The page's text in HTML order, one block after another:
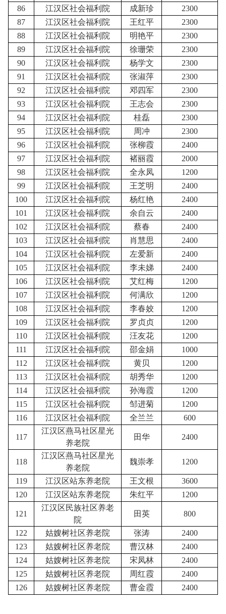
86
江汉区社会福利院 成新珍
2300
87
江汉区社会福利院 王红平
2300
88
江汉区社会福利院 明艳平
2300
89
江汉区社会福利院 徐珊荣
2300
90
江汉区社会福利院 杨学文
2300
91
江汉区社会福利院 张淑萍
2300
92
江汉区社会福利院 邓四军
2300
93
江汉区社会福利院 王志会
2300
94
江汉区社会福利院 桂磊
2300
95
江汉区社会福利院 周冲
2300
96
江汉区社会福利院 张柳霞
2400
97
江汉区社会福利院 褚丽霞
2000
98
江汉区社会福利院 全永凤
1200
99
江汉区社会福利院 王芝明
2400
100
江汉区社会福利院 杨红艳
2400
101
江汉区社会福利院 余自云
2400
102
江汉区社会福利院 蔡春
2400
103
江汉区社会福利院 肖慧思
2400
104
江汉区社会福利院 左爱新
2400
105
江汉区社会福利院 李未娣
2400
106
江汉区社会福利院 艾红梅
1200
107
江汉区社会福利院 何满欣
1200
108
江汉区社会福利院 李春姣
1200
109
江汉区社会福利院 罗贞贞
1200
110
江汉区社会福利院 汪友花
1200
111
江汉区社会福利院 邵金娟
1000
112
江汉区社会福利院 黄贝
1200
113
江汉区社会福利院 胡秀华
1200
114
江汉区社会福利院 孙海霞
1200
115
江汉区社会福利院 邹进菊
1200
116
江汉区社会福利院 全兰兰 600
117
江汉区燕马社区星光
养老院
田华 2400
118
江汉区燕马社区星光
养老院
魏崇孝 1200
119 江汉区站东养老院 王文根
3600
120
江汉区站东养老院 朱红平 1200
121
江汉区民族社区养老
院
田英 800
122 姑嫂树社区养老院 张涛
2400
123
姑嫂树社区养老院 曹汉林
2400
124
姑嫂树社区养老院 宋凤林
2400
125
姑嫂树社区养老院 周红霞
2400
126
姑嫂树社区养老院 曹金霞 2400